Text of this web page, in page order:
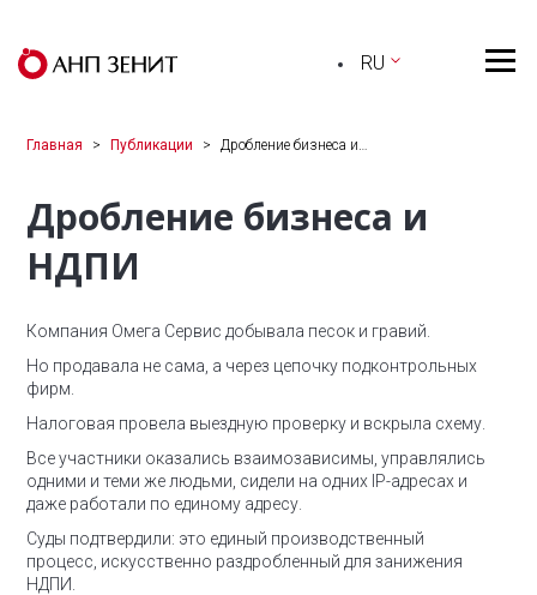
RU
Главная Публикации Дробление бизнеса и…
Дробление бизнеса и
НДПИ
Компания Омега Сервис добывала песок и гравий.
Но продавала не сама, а через цепочку подконтрольных
фирм.
Налоговая провела выездную проверку и вскрыла схему.
Все участники оказались взаимозависимы, управлялись
одними и теми же людьми, сидели на одних IP-адресах и
даже работали по единому адресу.
Суды подтвердили: это единый производственный
процесс, искусственно раздробленный для занижения
НДПИ.